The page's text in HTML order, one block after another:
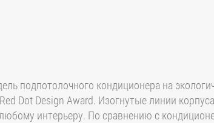
подпотолочного кондиционера на
Dot Design Award. Изогнутые линии
интерьеру. По сравнению с